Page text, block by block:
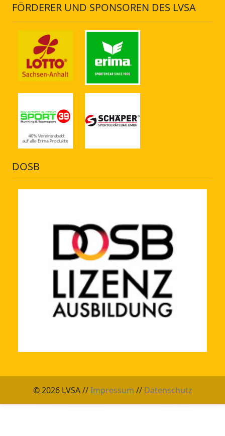
FÖRDERER UND SPONSOREN DES LVSA
DOSB
© 2026 LVSA //Impressum // Datenschutz